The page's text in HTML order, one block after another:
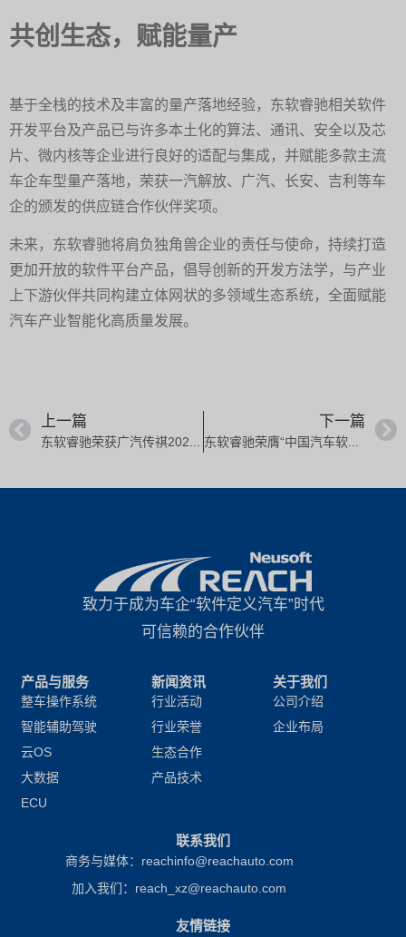
共创生态，赋能量产
基于全栈的技术及丰富的量产落地经验，东软睿驰相关软件
开发平台及产品已与许多本土化的算法、通讯、安全以及芯
片、微内核等企业进行良好的适配与集成，并赋能多款主流
车企车型量产落地，荣获一汽解放、广汽、长安、吉利等车
企的颁发的供应链合作伙伴奖项。
未来，东软睿驰将肩负独角兽企业的责任与使命，持续打造
更加开放的软件平台产品，倡导创新的开发方法学，与产业
上下游伙伴共同构建立体网状的多领域生态系统，全面赋能
汽车产业智能化高质量发展。
上一篇
东软睿驰荣获广汽传祺2023年度“科技创新奖”
下一篇
东软睿驰荣膺“中国汽车软件风云奖”两大奖项
致力于成为车企“软件定义汽车”时代
可信赖的合作伙伴
产品与服务
整车操作系统
智能辅助驾驶
云OS
大数据
ECU
新闻资讯
行业活动
行业荣誉
生态合作
产品技术
关于我们
公司介绍
企业布局
联系我们
商务与媒体：reachinfo@reachauto.com
加入我们：reach_xz@reachauto.com
友情链接